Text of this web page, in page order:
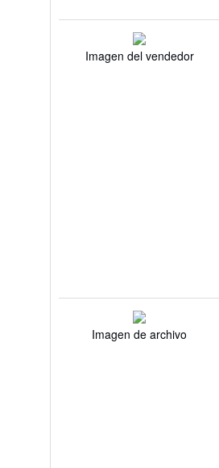
Imagen del vendedor
Imagen de archivo